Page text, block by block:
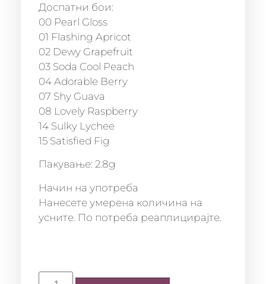
Доспатни бои:
00 Pearl Gloss
01 Flashing Apricot
02 Dewy Grapefruit
03 Soda Cool Peach
04 Adorable Berry
07 Shy Guava
08 Lovely Raspberry
14 Sulky Lychee
15 Satisfied Fig
Пакување: 2.8g
Начин на употреба
Нанесете умерена количина на
усните. По потреба реаплицирајте.